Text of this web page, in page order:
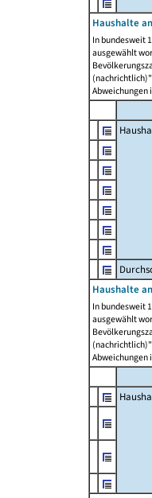
Haushalte
In bundesweit
ausgewählt
Abweichungen
Haushalte
In bundesweit
ausgewählt
Abweichungen